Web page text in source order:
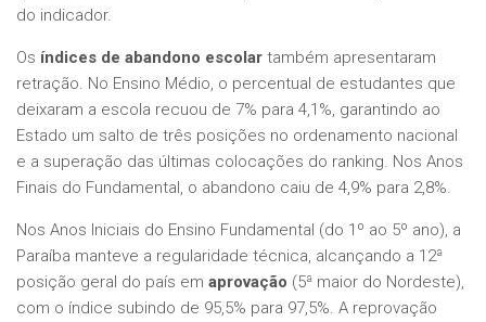
do indicador.
Os índices de abandono escolar também apresentaram
retração. No Ensino Médio, o percentual de estudantes que
deixaram a escola recuou de 7% para 4,1%, garantindo ao
Estado um salto de três posições no ordenamento nacional
e a superação das últimas colocações do ranking. Nos Anos
Finais do Fundamental, o abandono caiu de 4,9% para 2,8%.
Nos Anos Iniciais do Ensino Fundamental (do 1º ao 5º ano), a
Paraíba manteve a regularidade técnica, alcançando a 12ª
posição geral do país em aprovação (5ª maior do Nordeste),
com o índice subindo de 95,5% para 97,5%. A reprovação